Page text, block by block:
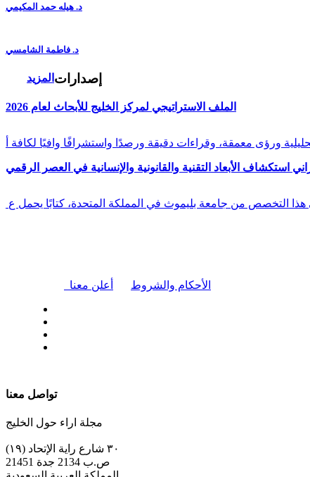
د. هيله حمد المكيمي
د. فاطمة الشامسي
المزيد إصدارات
الملف الاستراتيجي لمركز الخليج للأبحاث لعام 2026
استكشاف الأبعاد التقنية والقانونية والإنسانية في العصر الرقمي
هذا التخصص من جامعة بليموث في المملكة المتحدة، كتابًا يحمل ع
أعلن معنا الأحكام والشروط
تواصل معنا
مجلة اراء حول الخليج
٣٠ شارع راية الإتحاد (١٩)
ص.ب 2134 جدة 21451